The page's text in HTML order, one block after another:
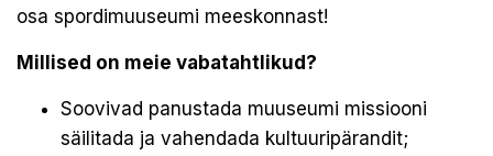
osa spordimuuseumi meeskonnast!
Millised on meie vabatahtlikud?
Soovivad panustada muuseumi missiooni
säilitada ja vahendada kultuuripärandit;